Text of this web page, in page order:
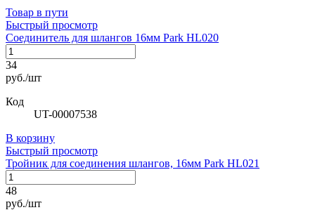
Товар в пути
Быстрый просмотр
Соединитель для шлангов 16мм Park HL020
34
руб./шт
Код
UT-00007538
В корзину
Быстрый просмотр
Тройник для соединения шлангов, 16мм Park HL021
48
руб./шт